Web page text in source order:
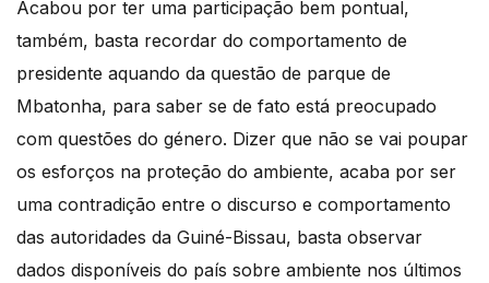
Acabou por ter uma participação bem pontual,
também, basta recordar do comportamento de
presidente aquando da questão de parque de
Mbatonha, para saber se de fato está preocupado
com questões do género. Dizer que não se vai poupar
os esforços na proteção do ambiente, acaba por ser
uma contradição entre o discurso e comportamento
das autoridades da Guiné-Bissau, basta observar
dados disponíveis do país sobre ambiente nos últimos